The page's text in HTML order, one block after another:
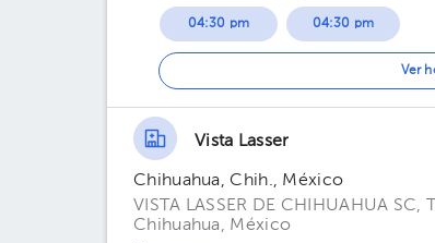
04:30 pm
05:30 pm
06:30 pm
04:30 pm
05:30 pm
06:30 pm
Ver
Vista Lasser
Chihuahua, Chih., México
VISTA LASSER DE CHIHUAHUA SC,
Chihuahua, México